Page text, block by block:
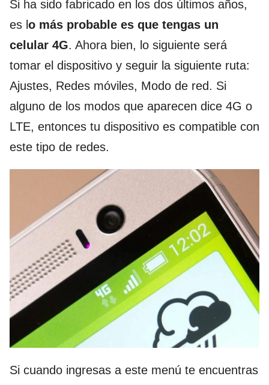
Si ha sido fabricado en los dos últimos años,
es l o más probable es que tengas un
celular 4G. Ahora bien, lo siguiente será
tomar el dispositivo y seguir la siguiente ruta:
Ajustes, Redes móviles, Modo de red. Si
alguno de los modos que aparecen dice 4G o
LTE, entonces tu dispositivo es compatible con
este tipo de redes.
Si cuando ingresas a este menú te encuentras